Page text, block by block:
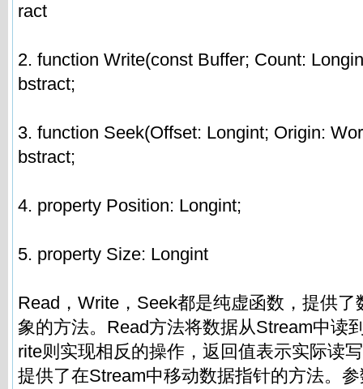
ract
2. function Write(const Buffer; Count:
bstract;
3. function Seek(Offset: Longint; Origin:
bstract;
4. property Position: Longint;
5. property Size: Longint
Read，Write，Seek都是纯虚函数，提供
象的方法。Read方法将数据从Stream中读
rite则实现相反的操作，返回值表示实际读
提供了在Stream中移动数据指针的方法。